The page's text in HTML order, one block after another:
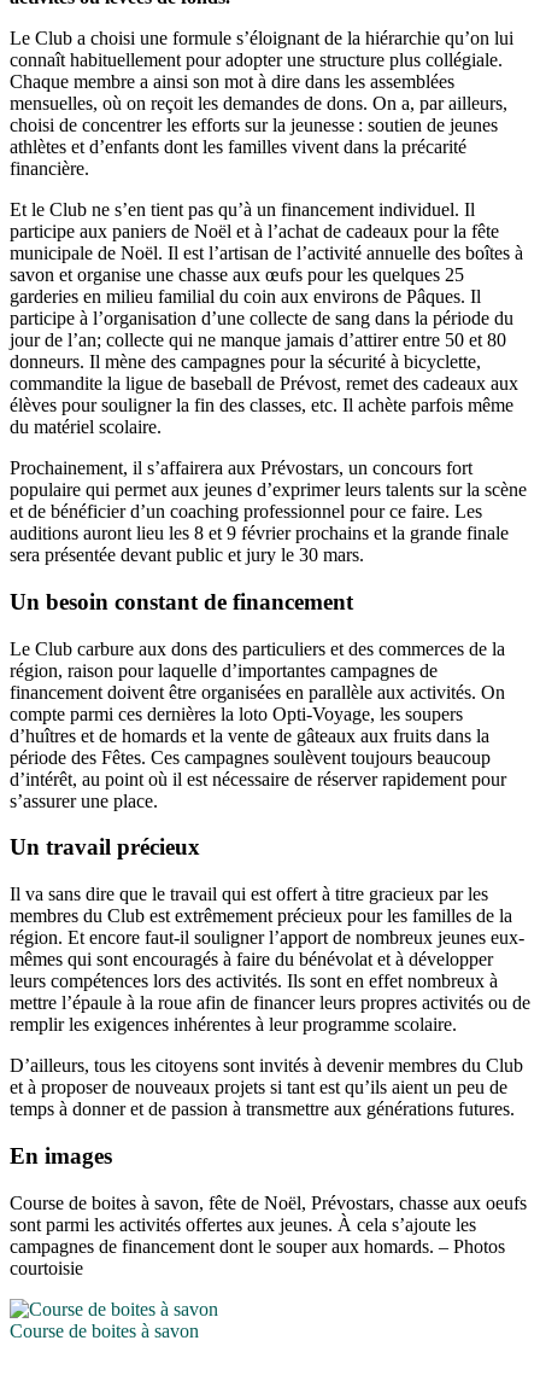
Le Club a choisi une formule s’éloignant de la hiérarchie qu’on lui
connaît habituellement pour adopter une structure plus collégiale.
Chaque membre a ainsi son mot à dire dans les assemblées
mensuelles, où on reçoit les demandes de dons. On a, par ailleurs,
choisi de concentrer les efforts sur la jeunesse : soutien de jeunes
athlètes et d’enfants dont les familles vivent dans la précarité
financière.
Et le Club ne s’en tient pas qu’à un financement individuel. Il
participe aux paniers de Noël et à l’achat de cadeaux pour la fête
municipale de Noël. Il est l’artisan de l’activité annuelle des boîtes à
savon et organise une chasse aux œufs pour les quelques 25
garderies en milieu familial du coin aux environs de Pâques. Il
participe à l’organisation d’une collecte de sang dans la période du
jour de l’an; collecte qui ne manque jamais d’attirer entre 50 et 80
donneurs. Il mène des campagnes pour la sécurité à bicyclette,
commandite la ligue de baseball de Prévost, remet des cadeaux aux
élèves pour souligner la fin des classes, etc. Il achète parfois même
du matériel scolaire.
Prochainement, il s’affairera aux Prévostars, un concours fort
populaire qui permet aux jeunes d’exprimer leurs talents sur la scène
et de bénéficier d’un coaching professionnel pour ce faire. Les
auditions auront lieu les 8 et 9 février prochains et la grande finale
sera présentée devant public et jury le 30 mars.
Un besoin constant de financement
Le Club carbure aux dons des particuliers et des commerces de la
région, raison pour laquelle d’importantes campagnes de
financement doivent être organisées en parallèle aux activités. On
compte parmi ces dernières la loto Opti-Voyage, les soupers
d’huîtres et de homards et la vente de gâteaux aux fruits dans la
période des Fêtes. Ces campagnes soulèvent toujours beaucoup
d’intérêt, au point où il est nécessaire de réserver rapidement pour
s’assurer une place.
Un travail précieux
Il va sans dire que le travail qui est offert à titre gracieux par les
membres du Club est extrêmement précieux pour les familles de la
région. Et encore faut-il souligner l’apport de nombreux jeunes eux-
mêmes qui sont encouragés à faire du bénévolat et à développer
leurs compétences lors des activités. Ils sont en effet nombreux à
mettre l’épaule à la roue afin de financer leurs propres activités ou de
remplir les exigences inhérentes à leur programme scolaire.
D’ailleurs, tous les citoyens sont invités à devenir membres du Club
et à proposer de nouveaux projets si tant est qu’ils aient un peu de
temps à donner et de passion à transmettre aux générations futures.
En images
Course de boites à savon, fête de Noël, Prévostars, chasse aux oeufs
sont parmi les activités offertes aux jeunes. À cela s’ajoute les
campagnes de financement dont le souper aux homards. – Photos
courtoisie
Course de boites à savon